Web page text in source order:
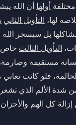
مختلفة أولها أن الله
لها، التأويل الثاني
بل سيسخر
التأويل الثالث خاص
مستقيمة
فلو كانت
شدة الألم الذي تشعر
إزالة كل الهم